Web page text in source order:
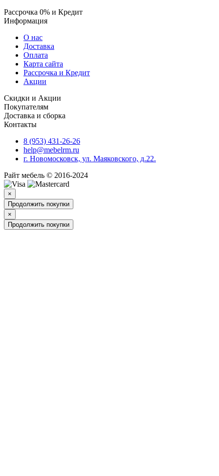
Рассрочка 0% и Кредит
Информация
О нас
Доставка
Оплата
Карта сайта
Рассрочка и Кредит
Акции
Скидки и Акции
Покупателям
Доставка и сборка
Контакты
8 (953) 431-26-26
help@mebelrm.ru
г. Новомосковск, ул. Маяковского, д.22.
Райт мебель © 2016-2024
×
Продолжить покупки
×
Продолжить покупки